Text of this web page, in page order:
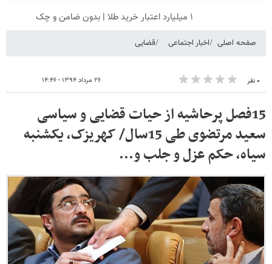
۱ میلیارد اعتبار خرید طلا | بدون ضامن و چک
صفحه اصلی اخبار اجتماعی قضایی
۰ نفر ۲۶ مرداد ۱۳۹۴ - ۱۴:۴۶
15فصل پرحاشیه از حیات قضایی و سیاسی
سعید مرتضوی طی 15سال/ کهریزک، یکشنبه
سیاه، حکم عزل و جلب و...